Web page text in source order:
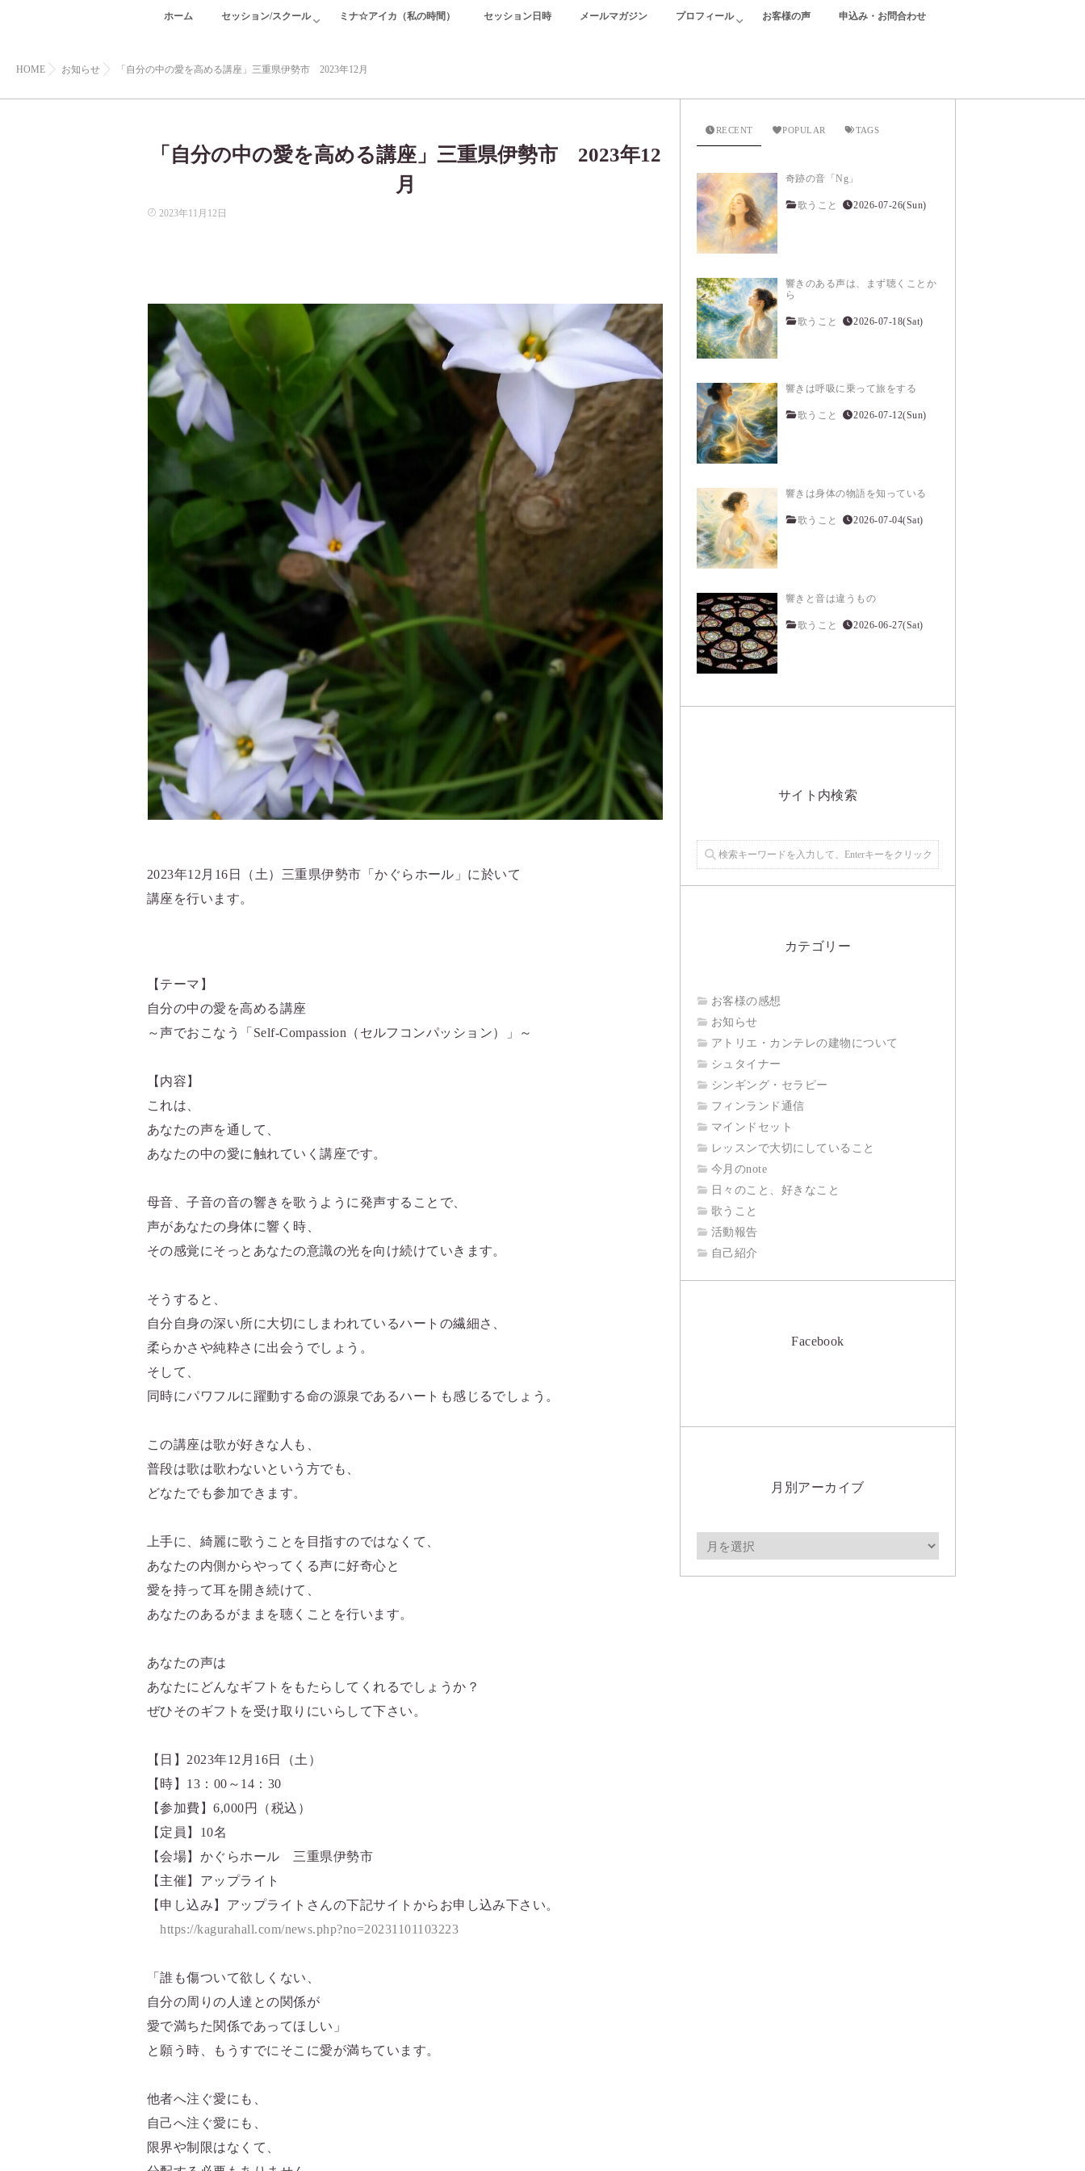
ホーム セッション/スクール ミナ☆アイカ（私の時間） セッション日時 メールマガジン プロフィール お客様の声 申込み・お問合わせ
HOME お知らせ 「自分の中の愛を高める講座」三重県伊勢市 2023年12月
「自分の中の愛を高める講座」三重県伊勢市 2023年12
月
2023年11月12日
2023年12月16日（土）三重県伊勢市「かぐらホール」に於いて
講座を行います。
【テーマ】
自分の中の愛を高める講座
～声でおこなう「Self-Compassion（セルフコンパッション）」～
【内容】
これは、
あなたの声を通して、
あなたの中の愛に触れていく講座です。
母音、子音の音の響きを歌うように発声することで、
声があなたの身体に響く時、
その感覚にそっとあなたの意識の光を向け続けていきます。
そうすると、
自分自身の深い所に大切にしまわれているハートの繊細さ、
柔らかさや純粋さに出会うでしょう。
そして、
同時にパワフルに躍動する命の源泉であるハートも感じるでしょう。
この講座は歌が好きな人も、
普段は歌は歌わないという方でも、
どなたでも参加できます。
上手に、綺麗に歌うことを目指すのではなくて、
あなたの内側からやってくる声に好奇心と
愛を持って耳を開き続けて、
あなたのあるがままを聴くことを行います。
あなたの声は
あなたにどんなギフトをもたらしてくれるでしょうか？
ぜひそのギフトを受け取りにいらして下さい。
【日】2023年12月16日（土）
【時】13：00～14：30
【参加費】6,000円（税込）
【定員】10名
【会場】かぐらホール 三重県伊勢市
【主催】アップライト
【申し込み】アップライトさんの下記サイトからお申し込み下さい。
https://kagurahall.com/news.php?no=20231101103223
「誰も傷ついて欲しくない、
自分の周りの人達との関係が
愛で満ちた関係であってほしい」
と願う時、もうすでにそこに愛が満ちています。
他者へ注ぐ愛にも、
自己へ注ぐ愛にも、
限界や制限はなくて、
RECENT POPULAR TAGS
奇跡の音「Ng」
歌うこと 2026-07-26(Sun)
響きのある声は、まず聴くことか
ら
歌うこと 2026-07-18(Sat)
響きは呼吸に乗って旅をする
歌うこと 2026-07-12(Sun)
響きは身体の物語を知っている
歌うこと 2026-07-04(Sat)
響きと音は違うもの
歌うこと 2026-06-27(Sat)
サイト内検索
カテゴリー
お客様の感想
お知らせ
アトリエ・カンテレの建物について
シュタイナー
シンギング・セラピー
フィンランド通信
マインドセット
レッスンで大切にしていること
今月のnote
日々のこと、好きなこと
歌うこと
活動報告
自己紹介
Facebook
月別アーカイブ